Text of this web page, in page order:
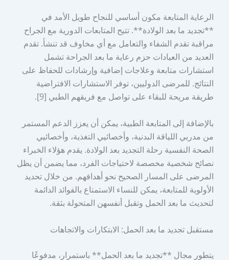
الرعاية المتابعة مكون أساسي للنجاح طويل الأمد في
**تجديد ما بعد الولادة**. تتيح المتابعات الدورية مع الجراح
مراقبة تقدم الشفاء والتعامل مع أي مخاوف قد تنشأ. تقدم
العديد من العيادات حزم رعاية ما بعد الجراحة تشمل
استشارات متابعة وعلاجات إضافية وإرشادات للحفاظ على
النتائج. للمرضى الدوليين، توفر الاستشارات الافتراضية
طريقة مريحة للبقاء على تواصل مع فريقهم الطبي [9].
بالإضافة إلى المتابعة الطبية، يمكن أن يعزز الدعم المستمر
من مدربي اللياقة البدنية، وأخصائيي التغذية، وأخصائيي
الصحة النفسية رحلة التجديد بعد الولادة. يقدم هؤلاء الخبراء
نصائح شخصية مخصصة لاحتياجات الفرد، مما يضمن أن يظل
المرضى على المسار الصحيح نحو أهدافهم. من خلال تحديد
الأولوية للمتابعة، يمكن للنساء الاستمتاع بالفوائد الدائمة
لتحديث ما بعد الحمل وتقبل أنفسهن المتحولة بثقة.
مستقبل تجديد ما بعد الحمل: الابتكارات والاتجاهات
يتطور مجال **تجديد ما بعد الحمل** باستمرار، مدفوعًا